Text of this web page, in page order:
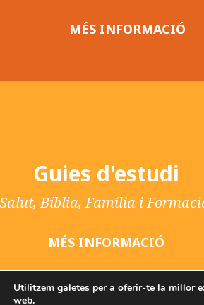
MÉS INFORMACIÓ
Guies d'estudi
Salut, Bíblia, Família i
MÉS INFORMACIÓ
Utilitzem galetes per a oferir-te la millor
web.